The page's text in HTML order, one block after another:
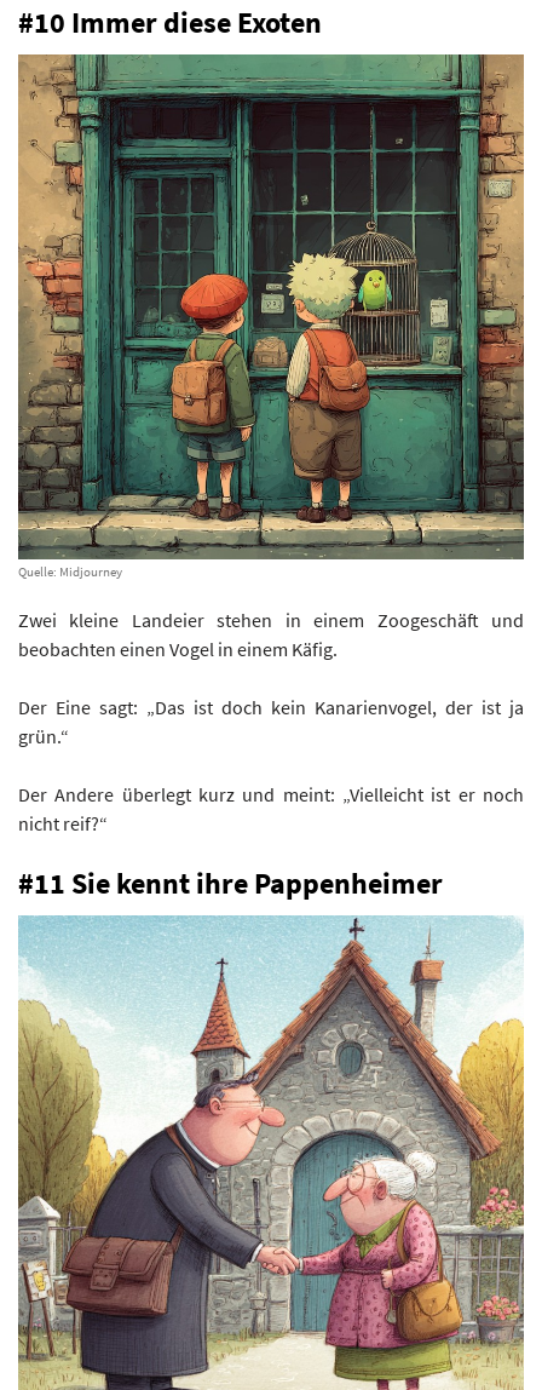
#10 Immer diese Exoten
Quelle: Midjourney
Zwei kleine Landeier stehen in einem Zoogeschäft und
beobachten einen Vogel in einem Käfig.
Der Eine sagt: „Das ist doch kein Kanarienvogel, der ist ja
grün.“
Der Andere überlegt kurz und meint: „Vielleicht ist er noch
nicht reif?“
#11 Sie kennt ihre Pappenheimer